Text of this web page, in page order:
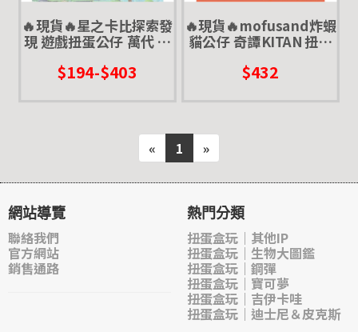
🔥現貨🔥星之卡比探索發
現 遊戲扭蛋公仔 萬代 扭
車 汽車塞滿嘴 蛋糕
$194-$403
🔥現貨🔥mofusand炸蝦
貓公仔 奇譚KITAN 扭蛋
迪
$432
« 1 »
網站導覽
聯絡我們
官方網站
銷售通路
熱門分類
扭蛋盒玩｜其他IP
扭蛋盒玩｜生物大圖鑑
扭蛋盒玩｜鋼彈
扭蛋盒玩｜寶可夢
扭蛋盒玩｜吉伊卡哇
扭蛋盒玩｜迪士尼＆皮克斯